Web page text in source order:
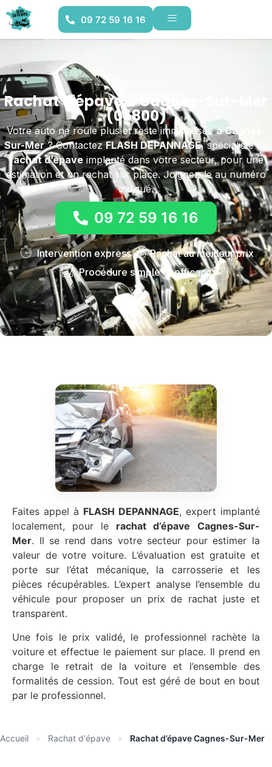
09 72 59 16 16
Rachat d'épave à Cagnes-Sur-Mer
(06800)
Votre auto ne roule plus et reste immobiliséeà Cagnes-
Sur-Mer? ContactezFLASH DEPANNAGE, spécialiste du
rachat d’épaveimplanté dans votre secteur, pour une
estimation et un rachat sur place. Joignez-le au numéro
indiqué.
09 72 59 16 16
Intervention express
Rachat au meilleur prix
Procédure simple et efficace
Faites appel à FLASH DEPANNAGE, expert implanté
localement, pour le rachat d’épave
Cagnes-Sur-
Mer. Il se rend dans votre secteur pour estimer la
valeur de votre voiture. L’évaluation est gratuite et
porte sur l’état mécanique, la carrosserie et les
pièces récupérables. L’expert analyse l’ensemble du
véhicule pour proposer un prix de rachat juste et
transparent.
Une fois le prix validé, le professionnel rachète la
voiture et effectue le paiement sur place. Il prend en
charge le retrait de la voiture et l’ensemble des
formalités de cession. Tout est géré de bout en bout
par le professionnel.
Accueil » Rachat d'épave » Rachat d’épave Cagnes-Sur-Mer